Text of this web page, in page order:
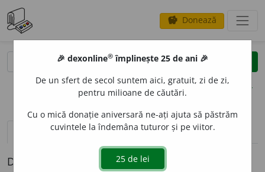
savings Donează
clear
opțiuni
definiții (1) pronunțievolume_up (50)
Definiția cu ID-ul 22265:
🎉 dexonline® împlinește 25 de ani 🎉
De un sfert de secol suntem aici, gratuit, zi de zi,
pentru milioane de căutări.
Cu o mică donație aniversară ne-ați ajuta să păstrăm
cuvintele la îndemâna tuturor și pe viitor.